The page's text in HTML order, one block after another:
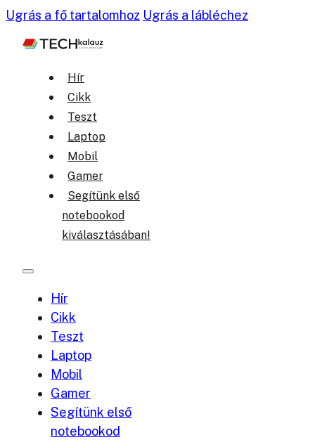
Ugrás a fő tartalomhoz Ugrás a lábléchez
Hír
Cikk
Teszt
Laptop
Mobil
Gamer
Segítünk első
notebookod
kiválasztásában!
Hír
Cikk
Teszt
Laptop
Mobil
Gamer
Segítünk első
notebookod